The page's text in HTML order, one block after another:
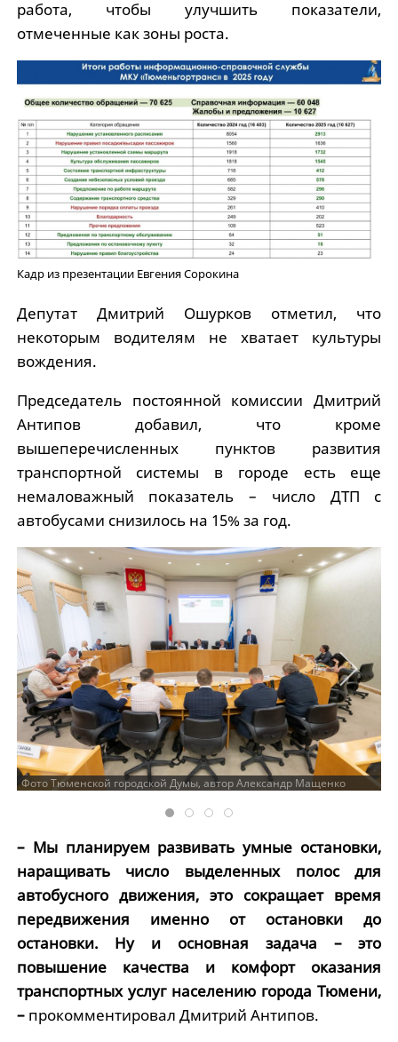
работа, чтобы улучшить показатели,
отмеченные как зоны роста.
Кадр из презентации Евгения Сорокина
Депутат Дмитрий Ошурков отметил, что
некоторым водителям не хватает культуры
вождения.
Председатель постоянной комиссии Дмитрий
Антипов добавил, что кроме
вышеперечисленных пунктов развития
транспортной системы в городе есть еще
немаловажный показатель – число ДТП с
автобусами снизилось на 15% за год.
Фото Тюменской городской Думы, автор Александр Мащенко
– Мы планируем развивать умные остановки,
наращивать число выделенных полос для
автобусного движения, это сокращает время
передвижения именно от остановки до
остановки. Ну и основная задача – это
повышение качества и комфорт оказания
транспортных услуг населению города Тюмени,
–прокомментировал Дмитрий Антипов.